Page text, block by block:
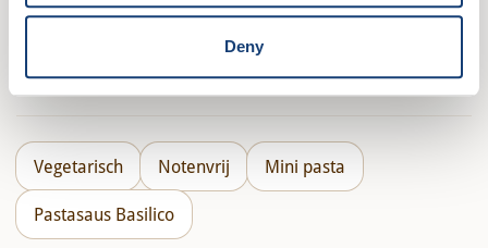
Deny
Vegetarisch Notenvrij Mini pasta
Pastasaus Basilico